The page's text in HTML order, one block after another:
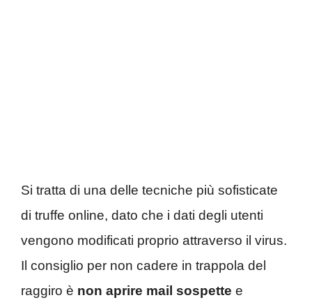
Si tratta di una delle tecniche più sofisticate
di truffe online, dato che i dati degli utenti
vengono modificati proprio attraverso il virus.
Il consiglio per non cadere in trappola del
raggiro è non aprire mail sospette e